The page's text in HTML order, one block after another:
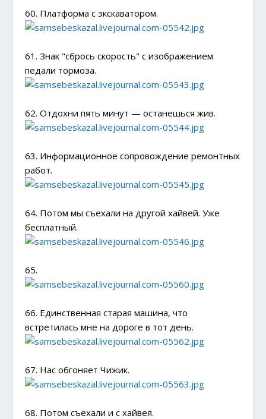
60. Платформа с экскаватором.
61. Знак "сбрось скорость" с изображением
педали тормоза.
62. Отдохни пять минут — останешься жив.
63. Информационное сопровождение ремонтных
работ.
64. Потом мы съехали на другой хайвей. Уже
бесплатный.
65.
66. Единственная старая машина, что
встретилась мне на дороге в тот день.
67. Нас обгоняет Чижик.
68. Потом съехали и с хайвея.